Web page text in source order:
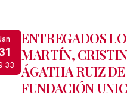
ENTREGADOS
MARTÍN,
ÁGATHA RUIZ
FUNDACIÓN